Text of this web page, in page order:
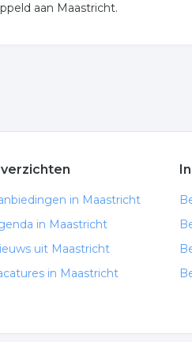
aan Maastricht.
in Maastricht
in Maastricht
uit Maastricht
in Maastricht